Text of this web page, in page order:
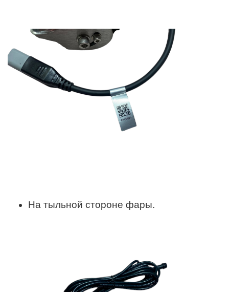
На тыльной стороне фары.